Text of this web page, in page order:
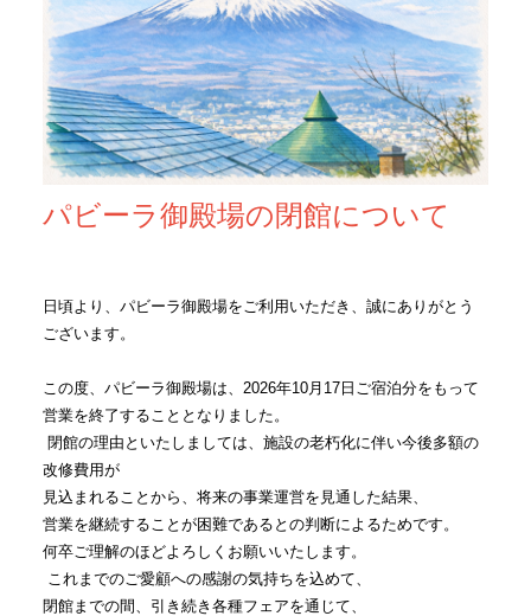
パビーラ御殿場の閉館について
日頃より、パビーラ御殿場をご利用いただき、誠にありがとう
ございます。
この度、パビーラ御殿場は、 2026年10月 17日ご宿泊分を もって
営業を終了することとなりました。
閉館の理由といたしましては、施設の老朽化に伴い今後多額の
改修費用が
見込まれる ことから、将来の事業運営を見通した結果、
営業を継続することが困難であると の判断によるためです 。
何卒ご理解のほどよろしくお願いいたします。
これまでのご愛顧への感謝の気持ちを込めて
閉館までの間 、引き続き 各種フェアを通じて